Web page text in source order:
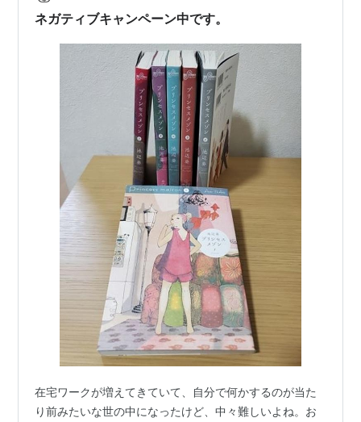
ネガティブキャンペーン中です。
在宅ワークが増えてきていて、自分で何かするのが当た
り前みたいな世の中になったけど、中々難しいよね。お